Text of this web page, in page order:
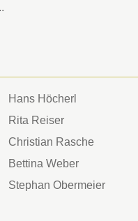
Hans Höcherl
Rita Reiser
Christian Rasche
Bettina Weber
Stephan Obermeier